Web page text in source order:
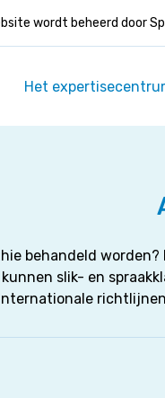
wordt beheerd door
Het
behandeld
slik- en